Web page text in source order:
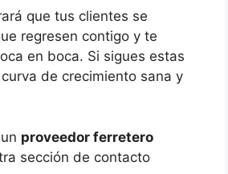
que tus clientes se
regresen contigo y te
en boca. Si sigues estas
de crecimiento sana y
proveedor ferretero
sección de contacto